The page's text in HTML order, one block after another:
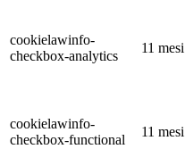
cookielawinfo-
checkbox-analytics
11 mesi
cookielawinfo-
checkbox-functional
11 mesi